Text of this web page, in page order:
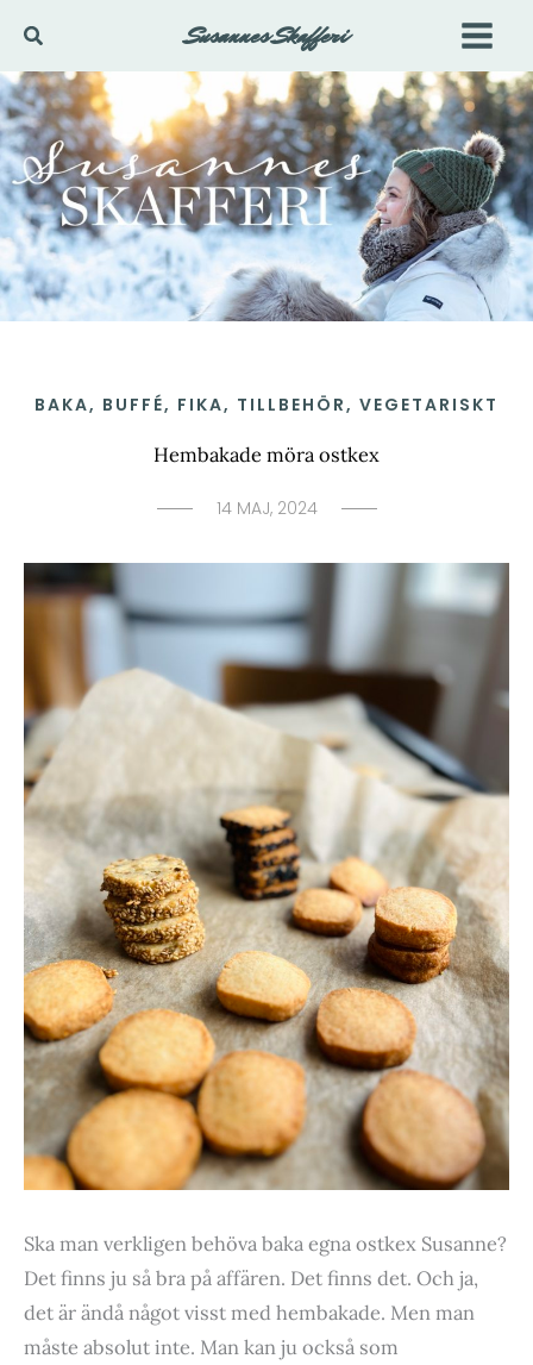
innehåll
Sök Susannes Skafferi
BAKA, BUFFÉ, FIKA, TILLBEHÖR, VEGETARISKT
Hembakade möra ostkex
14 MAJ, 2024
Ska man verkligen behöva baka egna ostkex Susanne?
Det finns ju så bra på affären. Det finns det. Och ja,
det är ändå något visst med hembakade. Men man
måste absolut inte. Man kan ju också som